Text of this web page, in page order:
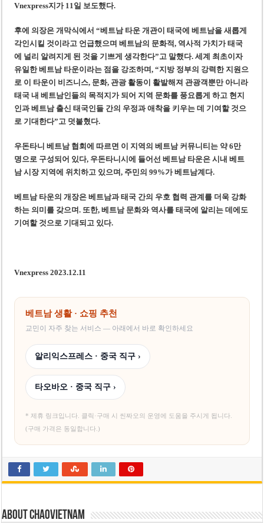
Vnexpress지가 11일 보도했다.
후에 의장은 개막식에서 “베트남 타운 개관이 태국에 베트남을 새롭게
각인시킬 것이라고 언급했으며 베트남의 문화적, 역사적 가치가 태국
에 널리 알려지게 된 것을 기쁘게 생각한다”고 말했다. 세계 최초이자
유일한 베트남 타운이라는 점을 강조하며, “지방 정부의 강력한 지원으
로 이 타운이 비즈니스, 문화, 관광 활동이 활발해져 관광객뿐만 아니라
태국 내 베트남인들의 목적지가 되어 지역 문화를 풍요롭게 하고 현지
인과 베트남 출신 태국인들 간의 우정과 애착을 키우는 데 기여할 것으
로 기대한다” 고 덧붙혔다.
우돈타니 베트남 협회에 따르면 이 지역의 베트남 커뮤니티는 약 6만
명으로 구성되어 있다, 우돈타니시에 들어선베트남 타운은 시내 베트
남 시장 지역에 위치하고 있으며, 주민의 99%가 베트남계다.
베트남 타운의 개장은 베트남과 태국 간의 우호 협력 관계를 더욱 강화
하는 의미를 갖으며. 또한, 베트남 문화와 역사를 태국에 알리는 데에도
기여할 것으로 기대되고 있다.
Vnexpress 2023.12.11
베트남 생활 · 쇼핑 추천
교민이 자주 찾는 서비스 — 아래에서 바로 확인하세요
알리익스프레스 · 중국 직구 ›
타오바오 · 중국 직구 ›
* 제휴 링크입니다. 클릭·구매 시 씬짜오의 운영에 도움을 주시게 됩니다.
(구매 가격은 동일합니다.)
About chaovietnam